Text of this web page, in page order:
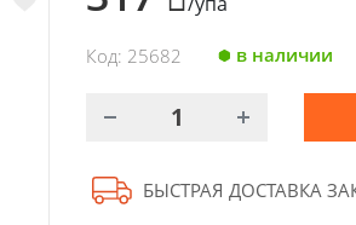
Код: 25682 в наличии
БЫСТРАЯ ДОСТАВКА